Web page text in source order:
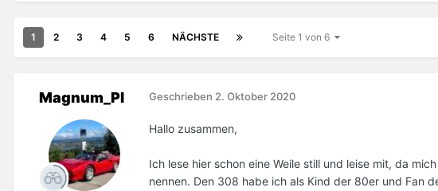
1 2 3 4 5 6 NÄCHSTE Seite 1 von 6
Magnum_PI Geschrieben 2. Oktober 2020
Hallo zusammen,
Ich lese hier schon eine Weile still und leise mit, da
nennen. Den 308 habe ich als Kind der 80er und Fan